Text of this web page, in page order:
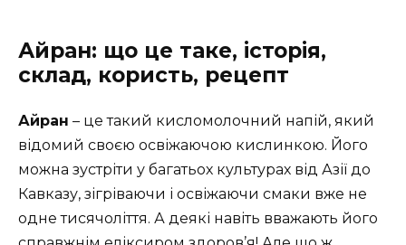
Айран: що це таке, історія,
склад, користь, рецепт
Айран – це такий кисломолочний напій, який
відомий своєю освіжаючою кислинкою. Його
можна зустріти у багатьох культурах від Азії до
Кавказу, зігріваючи і освіжаючи смаки вже не
одне тисячоліття. А деякі навіть вважають його